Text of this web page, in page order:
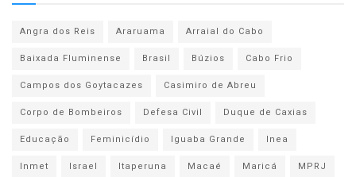
Angra dos Reis Araruama
Arraial do Cabo
Baixada Fluminense
Brasil Búzios
Cabo Frio
Campos dos Goytacazes
Casimiro de Abreu
Corpo de Bombeiros
Defesa Civil
Duque de Caxias
Educação
Feminicídio Iguaba Grande
Inea
Inmet
Israel Itaperuna Macaé Maricá
MPRJ